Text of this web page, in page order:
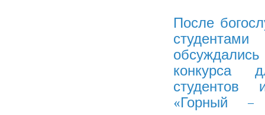
После
конкурса
студентов
«Горный –